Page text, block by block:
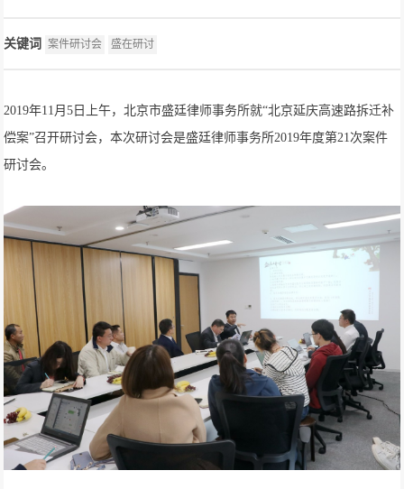
关键词 案件研讨会 盛在研讨
2019年11月5日上午，北京市盛廷律师事务所就“北京延庆高速路拆迁补
偿案”召开研讨会，本次研讨会是盛廷律师事务所2019年度第21次案件
研讨会。